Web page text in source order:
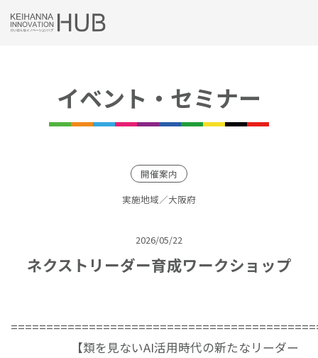
Skip
to
イベント・セミナー
開催案内
実施地域／大阪府
2026/05/22
ネクストリーダー育成ワークショップ
【類を見ないAI活用時代の新たなリーダー